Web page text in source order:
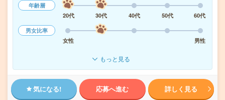
年齢層
20代
30代 40代 50代
60代
男女比率
女性
男性
もっと見る
気になる! 応募へ進む 詳しく見る